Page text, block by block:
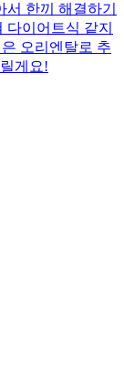
한끼 해결하기
이어트식 같지
오리엔탈로 추
게요!